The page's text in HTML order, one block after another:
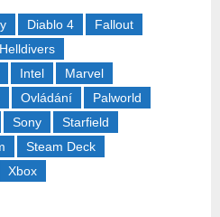
Diablo 4
Fallout
Helldivers
Intel
Marvel
Ovládání
Palworld
Sony
Starfield
Steam Deck
Xbox